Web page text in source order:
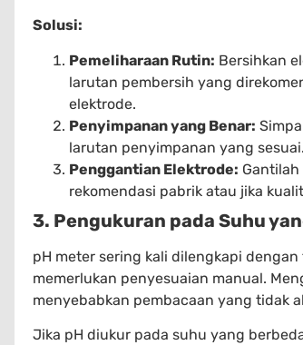
Solusi:
Pemeliharaan Rutin: Bersihkan
larutan pembersih yang
elektrode.
Penyimpanan yang Benar:
larutan penyimpanan yang
Penggantian Elektrode:
rekomendasi pabrik atau jika
3. Pengukuran pada Suhu
pH meter sering kali dilengkapi
memerlukan penyesuaian manual.
menyebabkan pembacaan yang tidak
Jika pH diukur pada suhu yang